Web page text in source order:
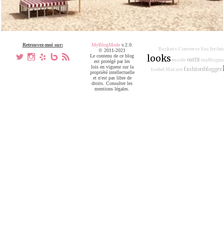
Retrouvez-moi sur:
a x h V ,
Baskets Converse Sac
looks mode outfit
Isabel Marant fashionblogger
MyBlogModev.2.0.
© 2011-2021
Le contenu de ce blog
est protégé par les
lois en vigueur sur la
propriété intellectuelle
et n'est pas libre de
droits. Consulter les
mentions légales.